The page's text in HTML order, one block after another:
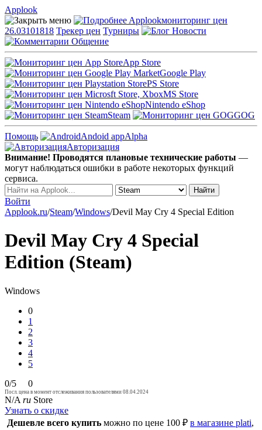
Applook
Applookмониторинг цен
26.03101818 Трекер цен Турниры
Новости
Общение
App Store
Google Play
PS Store
MS Store
Nintendo eShop
Steam
GOG
Помощь Andoid appAlpha
Авторизация
Внимание! Проводятся плановые технические работы —
могут наблюдаться ошибки в работе некоторых функций
сервиса.
Войти
Applook.ru/Steam/Windows/Devil May Cry 4 Special Edition
Devil May Cry 4 Special
Edition (Steam)
Windows
0
1
2
3
4
5
0/5 0
Посл. цена в момент отслеживания пользователями 08.04.2024
N/A ru Store
Узнать о скидке
Дешевле всего купить можно по цене 100 ₽ в магазине plati,